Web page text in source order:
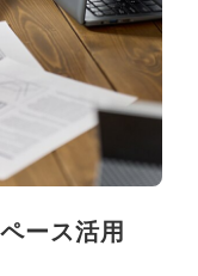
ース活用